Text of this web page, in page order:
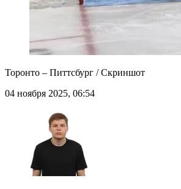
Торонто – Питтсбург / Скриншот
04 ноября 2025, 06:54